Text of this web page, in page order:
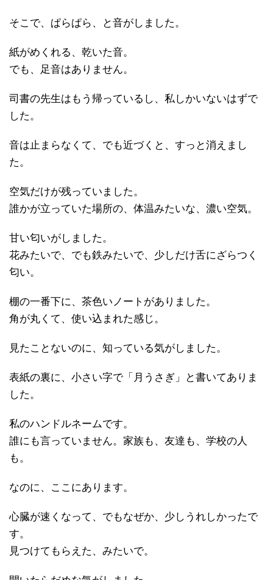
そこで、ぱらぱら、と音がしました。
紙がめくれる、乾いた音。
でも、足音はありません。
司書の先生はもう帰っているし、私しかいないはずで
した。
音は止まらなくて、でも近づくと、すっと消えまし
た。
空気だけが残っていました。
誰かが立っていた場所の、体温みたいな、濃い空気。
甘い匂いがしました。
花みたいで、でも鉄みたいで、少しだけ舌にざらつく
匂い。
棚の一番下に、茶色いノートがありました。
角が丸くて、使い込まれた感じ。
見たことないのに、知っている気がしました。
表紙の裏に、小さい字で「月うさぎ」と書いてありま
した。
私のハンドルネームです。
誰にも言っていません。家族も、友達も、学校の人
も。
なのに、ここにあります。
心臓が速くなって、でもなぜか、少しうれしかったで
す。
見つけてもらえた、みたいで。